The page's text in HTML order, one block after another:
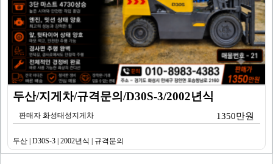
두산/지게차/규격문의/D30S-3/2002년식
판매자 화성태성지게차 1350만원
두산 | D30S-3 | 2002년식 | 규격문의